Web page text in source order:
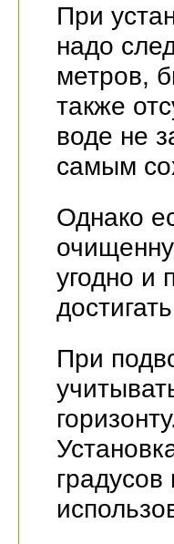
При
надо
метров,
также
воде не
самым
Однако
угодно и
При